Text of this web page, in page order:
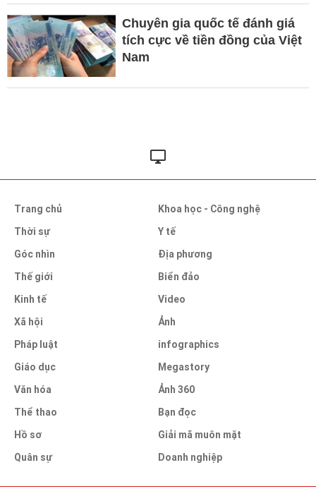
Chuyên gia quốc tế đánh giá
tích cực về tiền đồng của Việt
Nam
Trang chủ
Thời sự
Góc nhìn
Thế giới
Kinh tế
Xã hội
Pháp luật
Giáo dục
Văn hóa
Thể thao
Hồ sơ
Quân sự
Khoa học - Công nghệ
Y tế
Địa phương
Biển đảo
Video
Ảnh
infographics
Megastory
Ảnh 360
Bạn đọc
Giải mã muôn mặt
Doanh nghiệp